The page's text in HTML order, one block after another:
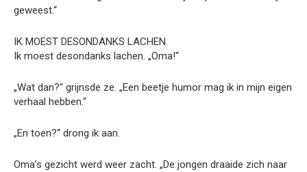
geweest.“
IK MOEST DESONDANKS LACHEN.
Ik moest desondanks lachen. „Oma!“
„Wat dan?“ grijnsde ze. „Een beetje humor mag ik in mijn eigen
verhaal hebben.“
„En toen?“ drong ik aan.
Oma’s gezicht werd weer zacht. „De jongen draaide zich naar